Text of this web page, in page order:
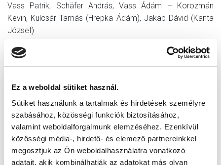
Ez a weboldal sütiket használ.
Sütiket használunk a tartalmak és hirdetések személyre
szabásához, közösségi funkciók biztosításához,
valamint weboldalforgalmunk elemzéséhez. Ezenkívül
közösségi média-, hirdető- és elemező partnereinkkel
megosztjuk az Ön weboldalhasználatra vonatkozó
adatait, akik kombinálhatják az adatokat más olyan
Vass Patrik, Schäfer András, Vass Ádám – Korozmán
Kevin, Kulcsár Tamás (Hrepka Ádám), Jakab Dávid (Kanta
József)
A mérleg:
NB II:
4 2 1 1 4-3 7 (58 %)
ÖSSZESEN:
45 26 10 9 98-46 88 (65 %)